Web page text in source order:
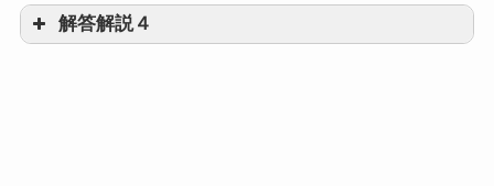
解答解説４